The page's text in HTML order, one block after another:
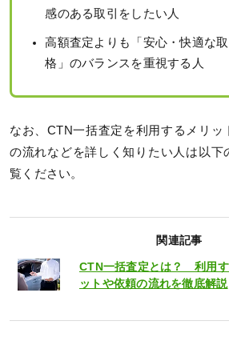
感のある取引をしたい人
高額査定よりも「安心・快適な
格」のバランスを重視する人
なお、CTN一括査定を利用するメリッ
の流れなどを詳しく知りたい人は以下
覧ください。
関連記事
CTN一括査定とは？ 利用す
ットや依頼の流れを徹底解説